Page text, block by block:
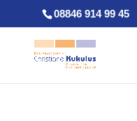
08846 914 99 45